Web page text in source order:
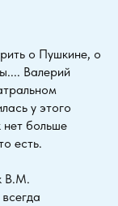
о Пушкине, о
Валерий
у этого
больше
есть.
В.М.